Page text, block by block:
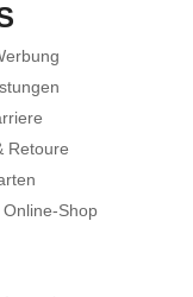
Retoure
Shop